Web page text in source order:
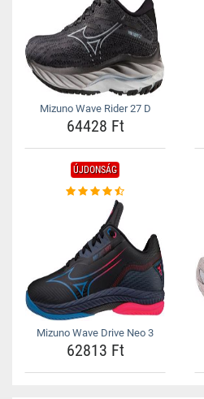
Mizuno Wave Rider 27 D
64428 Ft
ÚJDONSÁG
Mizuno Wave Drive Neo 3
62813 Ft